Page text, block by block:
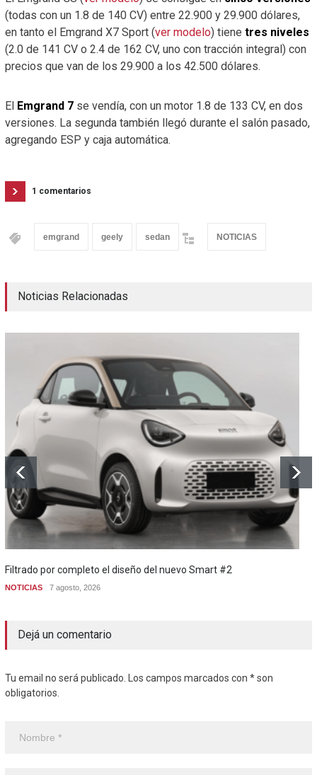
(todas con un 1.8 de 140 CV) entre 22.900 y 29.900 dólares,
en tanto el Emgrand X7 Sport (ver modelo) tiene tres niveles
(2.0 de 141 CV o 2.4 de 162 CV, uno con tracción integral) con
precios que van de los 29.900 a los 42.500 dólares.
El Emgrand 7se vendía, con un motor 1.8 de 133 CV, en dos
versiones. La segunda también llegó durante el salón pasado,
agregando ESP y caja automática.
1 comentarios
emgrand geely sedan NOTICIAS
Noticias Relacionadas
Filtrado por completo el diseño del nuevo Smart #2
NOTICIAS 7 agosto, 2026
Dejá un comentario
Tu email no será publicado. Los campos marcados con * son
obligatorios.